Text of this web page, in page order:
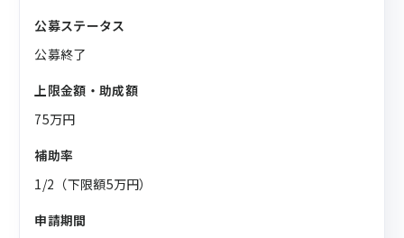
公募ステータス
公募終了
上限金額・助成額
75万円
補助率
1/2（下限額5万円）
申請期間